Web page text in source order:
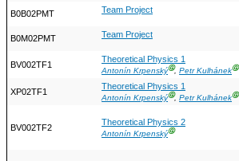
B0B02PMT Team Project
B0M02PMT Team Project
BV002TF1
Theoretical Physics 1
Antonín KrpenskýⒼ, Petr KulhánekⒼ
XP02TF1
Theoretical Physics 1
Antonín KrpenskýⒼ, Petr KulhánekⒼ
BV002TF2
Theoretical Physics 2
Antonín KrpenskýⒼ